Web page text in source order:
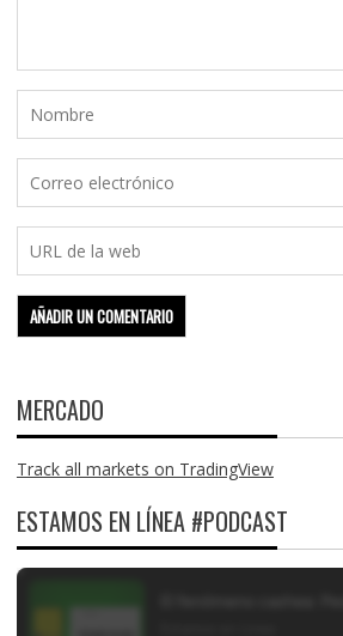
MERCADO
Track all markets on TradingView
ESTAMOS EN LÍNEA #PODCAST